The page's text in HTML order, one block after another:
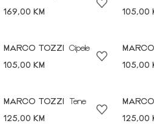
169,00 KM
105,00
MARCO TOZZI
Cipele
105,00 KM
105,00
MARCO TOZZI
Tene
125,00 KM
125,00